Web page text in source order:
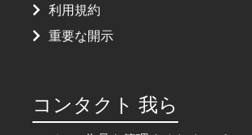
利用規約
重要な開示
コンタクト 我ら